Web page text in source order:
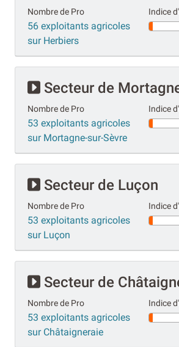
Nombre de Pro
56 exploitants agricoles
sur Herbiers
Indice
Secteur de
Nombre de Pro
53 exploitants agricoles
sur Mortagne-sur-Sèvre
Indice
Secteur de Luçon
Nombre de Pro
53 exploitants agricoles
sur Luçon
Indice
Secteur de
Nombre de Pro
53 exploitants agricoles
sur Châtaigneraie
Indice